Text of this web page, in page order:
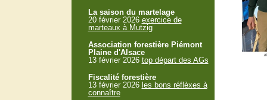
La saison du martelage
20 février 2026 exercice de
marteaux à Mutzig
Association forestière Piémont
Plaine d'Alsace
13 février 2026 top départ des AGs
Fiscalité forestière
13 février 2026 les bons réflèxes à
connaître